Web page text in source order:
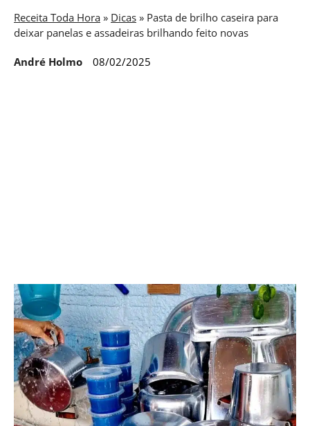
Receita Toda Hora » Dicas » Pasta de brilho caseira para
deixar panelas e assadeiras brilhando feito novas
André Holmo 08/02/2025